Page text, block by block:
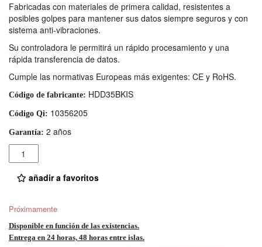
Fabricadas con materiales de primera calidad, resistentes a
posibles golpes para mantener sus datos siempre seguros y con
sistema anti-vibraciones.
Su controladora le permitirá un rápido procesamiento y una
rápida transferencia de datos.
Cumple las normativas Europeas más exigentes: CE y RoHS.
Código de fabricante: HDD35BKIS
Código Qi: 10356205
Garantía: 2 años
Cantidad
añadir a favoritos
Próximamente
Disponible en función de las existencias.
Entrega en 24 horas, 48 horas entre islas.